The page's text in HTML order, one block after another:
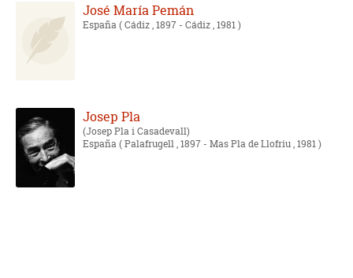
José María Pemán
España( Cádiz , 1897 - Cádiz , 1981 )
Josep Pla
Josep Pla i Casadevall
España( Palafrugell , 1897 - Mas Pla de Llofriu , 1981 )